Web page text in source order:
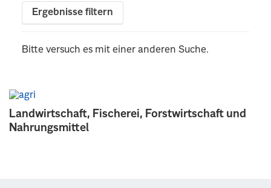
Landwirtschaft, Fischerei, Forstwirtschaft und
Nahrungsmittel
Ergebnisse filtern
Bitte versuch es mit einer anderen Suche.